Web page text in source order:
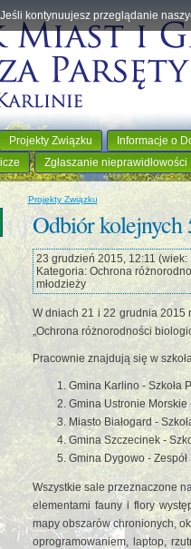
Projekty Związku Informacje o
Zgłaszanie nieprawidłowości
Projekty Związku
Odbiór kolejnych
23 grudzień 2015, 12:11 (wiek:
Kategoria: Ochrona
młodzieży
W dniach 21 i 22 grudnia 2015
„Ochrona różnorodności
Pracownie znajdują się w
Gmina Karlino - Szkoła
Gmina Ustronie Morskie
Miasto Białogard -
Gmina Szczecinek -
Gmina Dygowo - Zespół
Wszystkie sale przeznaczone
elementami fauny i flory
mapy obszarów chronionych,
oprogramowaniem, laptop,
kontynuujesz przeglądanie